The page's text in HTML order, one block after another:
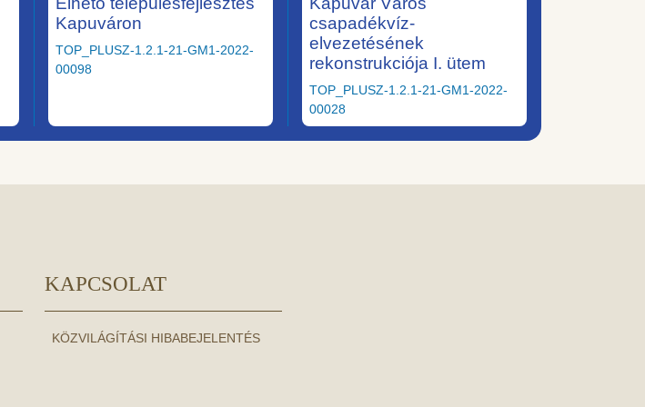
Kapuváron
TOP_PLUSZ-1.2.1-21-GM1-2022-
00098
csapadékvíz-
elvezetésének
rekonstrukciója I. ütem
TOP_PLUSZ-1.2.1-21-GM1-2022-
00028
KAPCSOLAT
KÖZVILÁGÍTÁSI HIBABEJELENTÉS